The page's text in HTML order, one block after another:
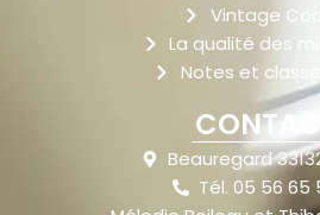
Vintage
La qualité des
Notes et
Beauregard
Tél. 05 56 65